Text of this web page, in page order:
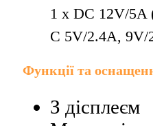
1 х DC 12V/
C 5V/2.4A,
Функції та
З дісплеєм